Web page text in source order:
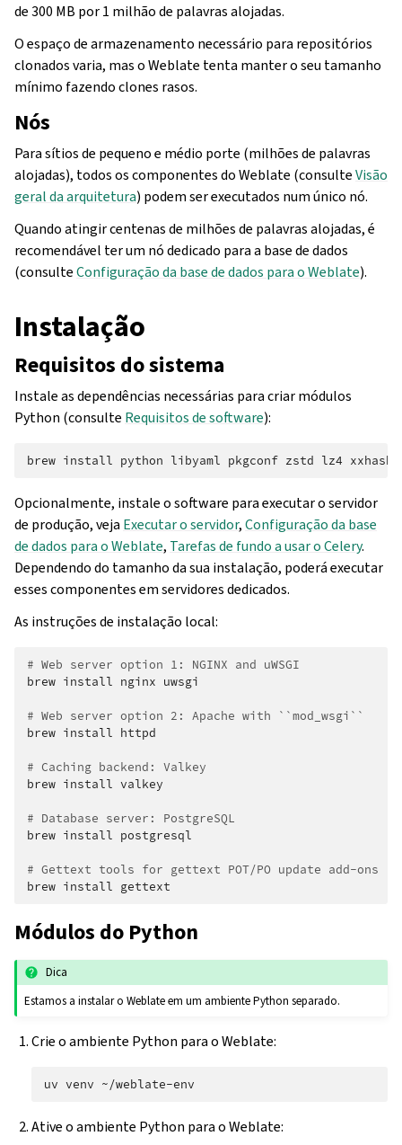
de 300 MB por 1 milhão de palavras alojadas.
O espaço de armazenamento necessário para repositórios
clonados varia, mas o Weblate tenta manter o seu tamanho
mínimo fazendo clones rasos.
Nós
Para sítios de pequeno e médio porte (milhões de palavras
alojadas), todos os componentes do Weblate (consulteVisão
geral da arquitetura) podem ser executados num único nó.
Quando atingir centenas de milhões de palavras alojadas, é
recomendável ter um nó dedicado para a base de dados
(consulteConfiguração da base de dados para o Weblate).
Instalação
Requisitos do sistema
Instale as dependências necessárias para criar módulos
Python (consulte Requisitos de software):
brew install python libyaml pkgconf zstd lz4 xxhash
Opcionalmente, instale o software para executar o servidor
de produção, veja Executar o servidor,Configuração da base
de dados para o Weblate, Tarefas de fundo a usar o Celery.
Dependendo do tamanho da sua instalação, poderá executar
esses componentes em servidores dedicados.
As instruções de instalação local:
# Web server option 1: NGINX and uWSGI
brew install nginx uwsgi
# Web server option 2: Apache with ``mod_wsgi``
brew install httpd
# Caching backend: Valkey
brew install valkey
# Database server: PostgreSQL
brew install postgresql
# Gettext tools for gettext POT/PO update add-ons
brew install
Módulos do Python
Dica
Estamos a instalar o Weblate em um ambiente Python separado.
Crie o ambiente Python para o Weblate:
uv venv
Ative o ambiente Python para o Weblate: